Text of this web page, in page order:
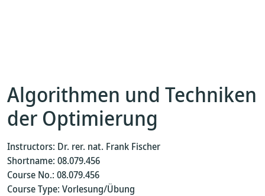
Algorithmen und Techniken
der Optimierung
Instructors: Dr. rer. nat. Frank Fischer
Shortname: 08.079.456
Course No.: 08.079.456
Course Type: Vorlesung/Übung